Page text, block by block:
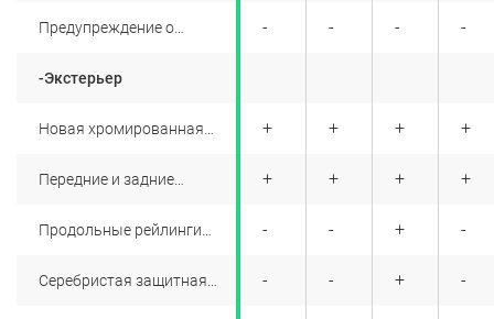
преднатяжителями
Предупреждение о
-Экстерьер
Новая хромированная
Передние и задние
Продольные рейлинги
Cеребристая защитная
+
+
+
+
+
-
+
+
+
+
+
+
+
-
+
+
-
-
-
+
+
-
-
-
+
+
+
+
-
+
+
-
-